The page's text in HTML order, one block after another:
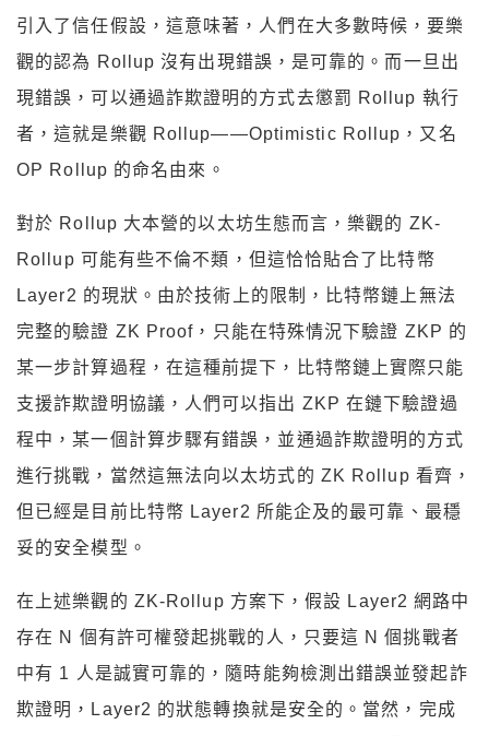
引入了信任假設，這意味著，人們在大多數時候，要樂
觀的認為 Rollup 沒有出現錯誤，是可靠的。而一旦出
現錯誤，可以通過詐欺證明的方式去懲罰 Rollup 執行
者，這就是樂觀 Rollup——Optimistic Rollup，又名
OP Rollup 的命名由來。
對於 Rollup 大本營的以太坊生態而言，樂觀的 ZK-
Rollup 可能有些不倫不類，但這恰恰貼合了比特幣
Layer2 的現狀。由於技術上的限制，比特幣鏈上無法
完整的驗證 ZK Proof，只能在特殊情況下驗證 ZKP 的
某一步計算過程，在這種前提下，比特幣鏈上實際只能
支援詐欺證明協議，人們可以指出 ZKP 在鏈下驗證過
程中，某一個計算步驟有錯誤，並通過詐欺證明的方式
進行挑戰，當然這無法向以太坊式的 ZK Rollup 看齊，
但已經是目前比特幣 Layer2 所能企及的最可靠、最穩
妥的安全模型。
在上述樂觀的 ZK-Rollup 方案下，假設 Layer2 網路中
存在 N 個有許可權發起挑戰的人，只要這 N 個挑戰者
中有 1 人是誠實可靠的，隨時能夠檢測出錯誤並發起詐
欺證明，Layer2 的狀態轉換就是安全的。當然，完成